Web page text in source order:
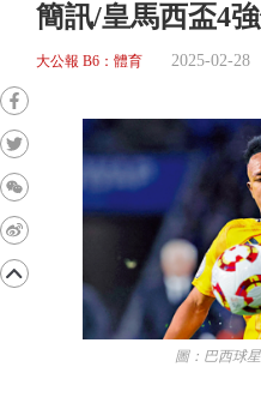
簡訊/皇馬西盃4
大公報 B6：體育 2025-02-28
圖：巴西球星